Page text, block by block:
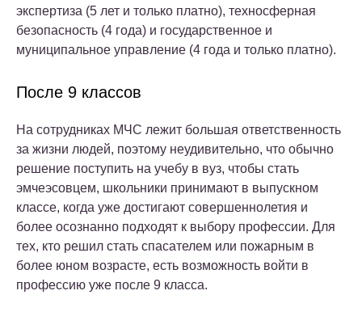
экспертиза (5 лет и только платно), техносферная
безопасность (4 года) и государственное и
муниципальное управление (4 года и только платно).
После 9 классов
На сотрудниках МЧС лежит большая ответственность
за жизни людей, поэтому неудивительно, что обычно
решение поступить на учебу в вуз, чтобы стать
эмчеэсовцем, школьники принимают в выпускном
классе, когда уже достигают совершеннолетия и
более осознанно подходят к выбору профессии. Для
тех, кто решил стать спасателем или пожарным в
более юном возрасте, есть возможность войти в
профессию уже после 9 класса.